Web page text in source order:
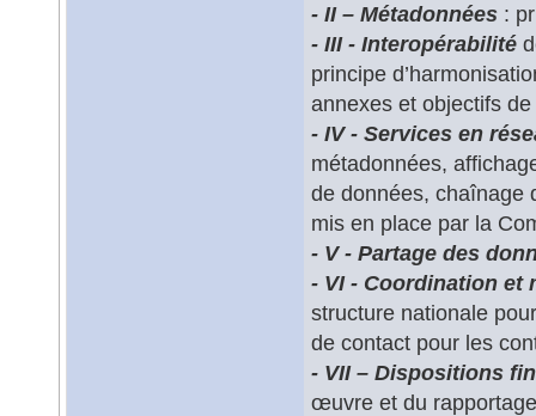
- II – Métadonnées :
- III - Interopérabilité
principe
annexes et objectifs
- IV - Services en
métadonnées,
de données, chaînage
mis en place par la
- V - Partage des
- VI - Coordination et
structure nationale
de contact pour les
- VII – Dispositions
œuvre et du